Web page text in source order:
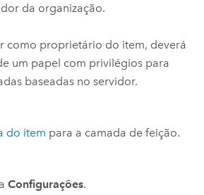
da organização.
como proprietário do item, deverá
um papel com privilégios para
baseadas no servidor.
do item para a camada de feição.
Configurações.